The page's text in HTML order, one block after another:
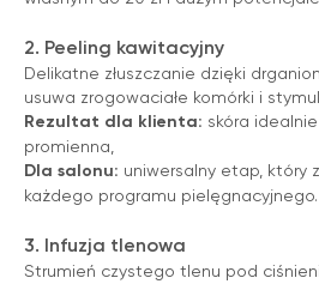
2. Peeling kawitacyjny
Delikatne złuszczanie dzięki
usuwa zrogowaciałe komórki i
Rezultat dla klienta: skóra
promienna,
Dla salonu: uniwersalny etap, który
każdego programu pielęgnacyjnego.
3. Infuzja tlenowa
Strumień czystego tlenu pod